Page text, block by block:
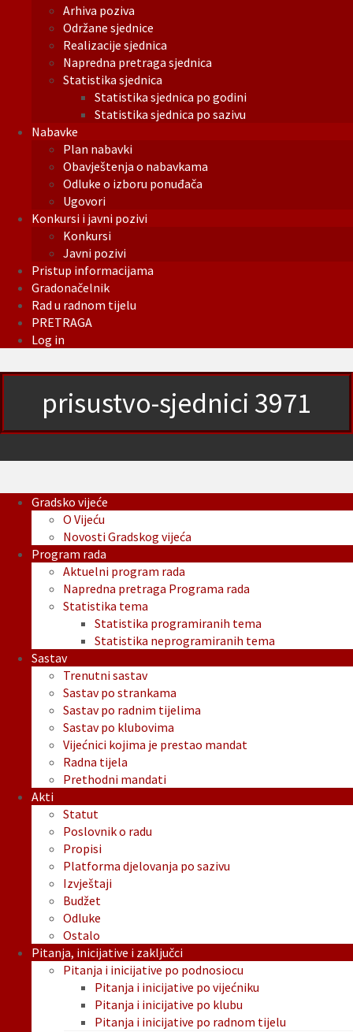
Arhiva poziva
Održane sjednice
Realizacije sjednica
Napredna pretraga sjednica
Statistika sjednica
Statistika sjednica po godini
Statistika sjednica po sazivu
Nabavke
Plan nabavki
Obavještenja o nabavkama
Odluke o izboru ponuđača
Ugovori
Konkursi i javni pozivi
Konkursi
Javni pozivi
Pristup informacijama
Gradonačelnik
Rad u radnom tijelu
PRETRAGA
Log in
prisustvo-sjednici 3971
Gradsko vijeće
O Vijeću
Novosti Gradskog vijeća
Program rada
Aktuelni program rada
Napredna pretraga Programa rada
Statistika tema
Statistika programiranih tema
Statistika neprogramiranih tema
Sastav
Trenutni sastav
Sastav po strankama
Sastav po radnim tijelima
Sastav po klubovima
Vijećnici kojima je prestao mandat
Radna tijela
Prethodni mandati
Akti
Statut
Poslovnik o radu
Propisi
Platforma djelovanja po sazivu
Izvještaji
Budžet
Odluke
Ostalo
Pitanja, inicijative i zaključci
Pitanja i inicijative po podnosiocu
Pitanja i inicijative po vijećniku
Pitanja i inicijative po klubu
Pitanja i inicijative po radnom tijelu